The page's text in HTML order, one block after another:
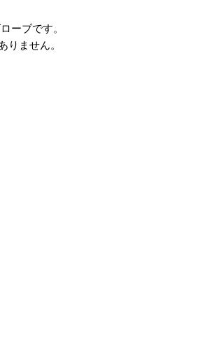
ーブです。
りません。